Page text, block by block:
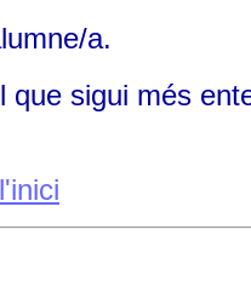
a.
que sigui més